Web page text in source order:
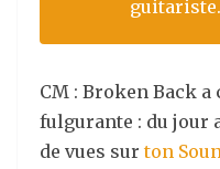
guitariste.
CM : Broken Back
fulgurante : du jour
de vues surton